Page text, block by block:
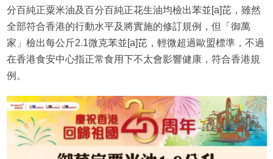
分百純正粟米油及百分百純正花生油均檢出苯並[a]芘，雖然
全部符合香港的行動水平及將實施的修訂規例，但「御萬
家」檢出每公斤2.1微克苯並[a]芘，輕微超過歐盟標準，不過
在香港食安中心指正常食用下不太會影響健康，符合香港規
例。